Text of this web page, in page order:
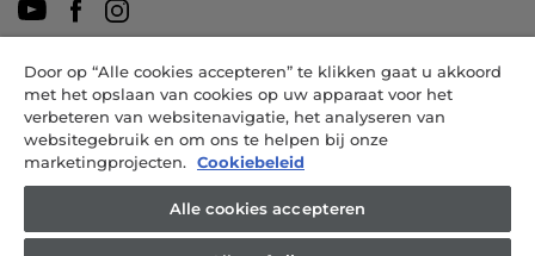
CANDY HOOVER GROUP S.r.I. - een eenpersoonsvennootschap -
HOOFDKANTOOR: Via Comolli, 57 - 20861 Brugherio (MB) - Italië -
ADMINISTRATIEVE KANTOREN: Via Privata Eden Fumagalli snc -
20861 Brugherio (MB) en Via Trento nr. 20/A-22 - 20871 Vimercate
Aandelenkapitaal € 35.000.000,00 volledig volgestort -
Belastingnummer en inschrijvingsnummer Handelsregister van
Door op “Alle cookies accepteren” te klikken gaat u akkoord
met het opslaan van cookies op uw apparaat voor het
verbeteren van websitenavigatie, het analyseren van
websitegebruik en om ons te helpen bij onze
marketingprojecten.
Cookiebeleid
Alle cookies accepteren